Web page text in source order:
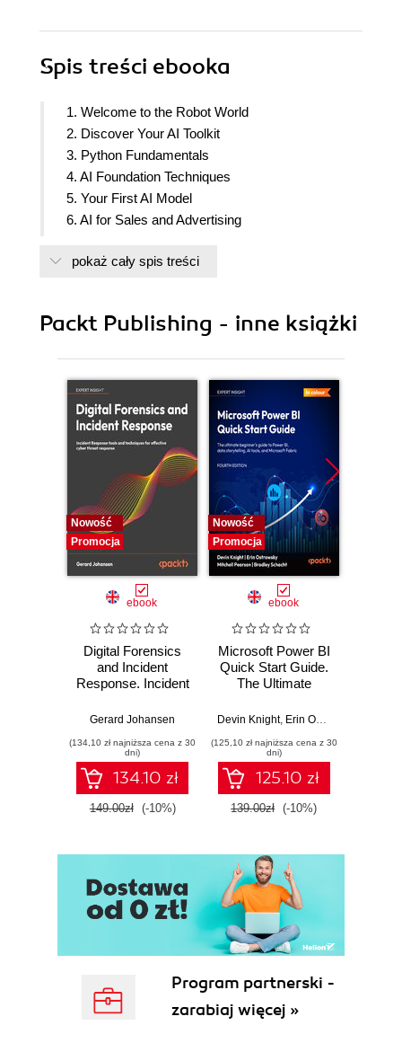
Spis treści ebooka
1. Welcome to the Robot World
2. Discover Your AI Toolkit
3. Python Fundamentals
4. AI Foundation Techniques
5. Your First AI Model
6. AI for Sales and Advertising
8. AI for Logistics
11. AI for Business
14. Recap and Conclusion
pokaż cały spis treści
Packt Publishing - inne książki
Nowość
Promocja
ebook
Digital Forensics
and Incident
Response. Incident
and techniques for
threat response -
Fourth Edition
Gerard Johansen
(134,10 zł najniższa cena z 30
dni)
134.10 zł
149.00zł (-10%)
Nowość
Promocja
ebook
Microsoft Power BI
Quick Start Guide.
The Ultimate
to Power BI, Data
Tools, and
Microsoft Fabric -
Fourth Edition
Devin Knight, Erin Ostrowsky
(125,10 zł najniższa cena z 30
dni)
125.10 zł
139.00zł (-10%)
Program partnerski -
zarabiaj więcej »